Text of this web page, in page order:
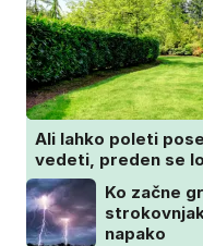
Ali lahko poleti
vedeti, preden se
Ko začne
napako